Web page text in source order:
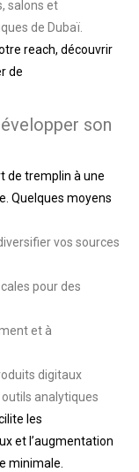
salons et
de Dubaï.
reach, découvrir
de
son
de tremplin à une
Quelques moyens
vos sources
pour des
et à
digitaux
analytiques
les
et l’augmentation
minimale.